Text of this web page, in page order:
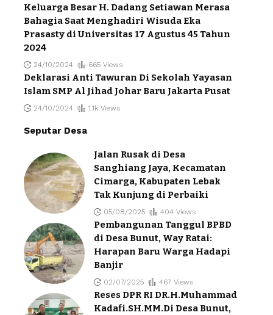
Keluarga Besar H. Dadang Setiawan Merasa
Bahagia Saat Menghadiri Wisuda Eka
Prasasty di Universitas 17 Agustus 45 Tahun
2024
24/10/2024 665 Views
Deklarasi Anti Tawuran Di Sekolah Yayasan
Islam SMP Al Jihad Johar Baru Jakarta Pusat
24/10/2024 1.1k Views
Seputar Desa
Jalan Rusak di Desa
Sanghiang Jaya, Kecamatan
Cimarga, Kabupaten Lebak
Tak Kunjung di Perbaiki
05/08/2025 404 Views
Pembangunan Tanggul BPBD
di Desa Bunut, Way Ratai:
Harapan Baru Warga Hadapi
Banjir
02/07/2025 467 Views
Reses DPR RI DR.H.Muhammad
Kadafi.SH.MM.Di Desa Bunut,